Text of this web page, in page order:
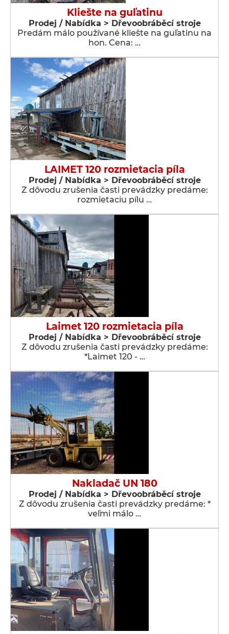
Kliešte na guľatinu
Prodej / Nabídka > Dřevoobráběcí stroje
Predám málo používané kliešte na guľatinu na
hon. Cena: …
LAIMET 120 rozmietacia píla
Prodej / Nabídka > Dřevoobráběcí stroje
Z dôvodu zrušenia časti prevádzky predáme:
rozmietaciu pílu …
Laimet 120 rozmietacia píla
Prodej / Nabídka > Dřevoobráběcí stroje
Z dôvodu zrušenia časti prevádzky predáme:
*Laimet 120 - …
Nakladač UN 180
Prodej / Nabídka > Dřevoobráběcí stroje
Z dôvodu zrušenia časti prevádzky predáme: *
veľmi málo …